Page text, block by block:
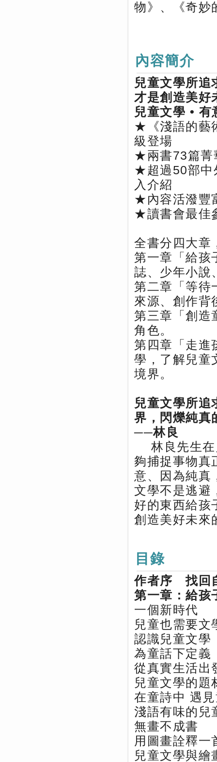
物》、《奇妙
內容簡介
兒童文學所追
才是創造美
兒童文學 • 有
★《淺語的藝
級登場
★兩書73篇菁
★超過50部中
入介紹
★內容活潑豐
★讀書會最佳
全書分四大章
第一章「給孩
誌、少年小說
第二章「等待
來源、創作背
第三章「創造
角色。
第四章「走進
學，了解兒童
境界。
兒童文學所追
界，閃爍純真
──林良
林良先生
夠捕捉事物真
意、因為純真
文學不是逃避
好的東西給孩
創造美好未來
目錄
作者序 找回
第一章：給孩
一個新時代
兒童也需要文
認識兒童文學
為童話下定義
從真實生活出
兒童文學的題
在童詩中 遇
淺語有味的兒
無畫不成書
用圖畫詮釋一
兒童文學與繪